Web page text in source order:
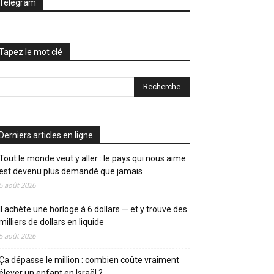
le mot clé
articles en ligne
le monde veut y aller : le pays qui nous aime
devenu plus demandé que jamais
août 2026
achète une horloge à 6 dollars — et y trouve des
de dollars en liquide
août 2026
dépasse le million : combien coûte vraiment